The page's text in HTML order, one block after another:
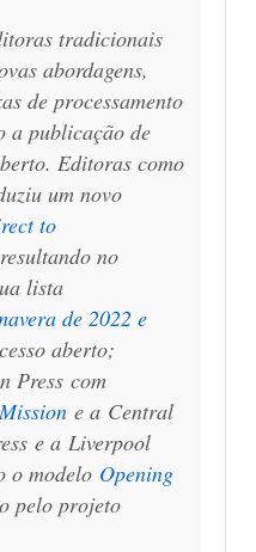
tradicionais
abordagens,
de processamento
a publicação de
Editoras como
um novo
to
no
lista
de 2022 e
aberto;
Press com
e a Central
e a Liverpool
o modelo Opening
pelo projeto